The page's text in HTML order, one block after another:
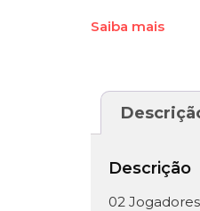
Saiba mais
Descrição
02